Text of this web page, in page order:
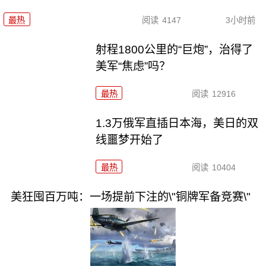
最热 阅读 4147 3小时前
射程1800公里的“巨炮”，治得了
美军“焦虑”吗？
最热 阅读 12916
1.3万俄军直插日本海，美日的双
线噩梦开始了
最热 阅读 10404
美狂囤百万吨：一场提前下注的\"铜牌军备竞赛\"